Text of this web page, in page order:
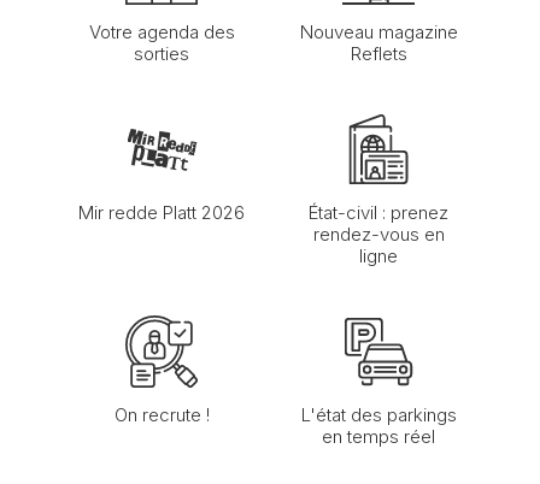
Votre agenda des
sorties
Nouveau magazine
Reflets
Mir redde Platt 2026
État-civil : prenez
rendez-vous en
ligne
On recrute !
L'état des parkings
en temps réel